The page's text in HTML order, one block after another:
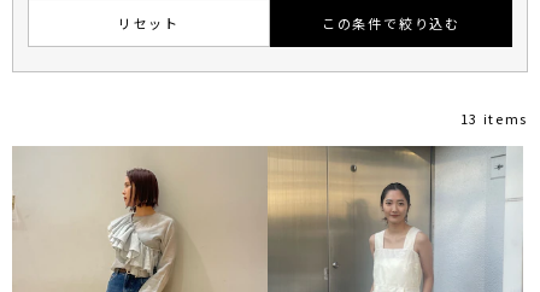
リセット この条件で絞り込む
13 items